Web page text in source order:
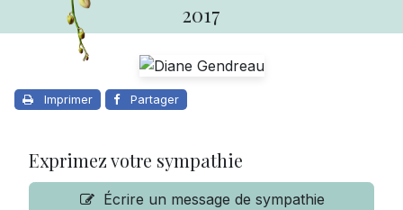
2017
Imprimer Partager
Exprimez votre sympathie
Écrire un message de sympathie